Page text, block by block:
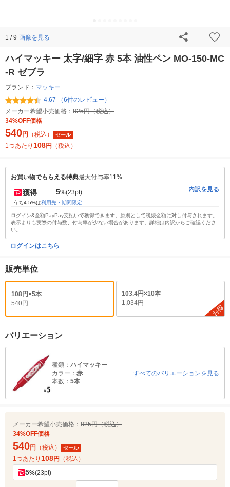
1 / 9 画像を見る
ハイマッキー 太字/細字 赤 5本 油性ペン MO-150-MC
-R ゼブラ
ブランド： マッキー
4.67 （6件のレビュー）
メーカー希望小売価格： 825円（税込）
34%OFF価格
540円 （税込） セール
1つあたり 108円 （税込）
お買い物でもらえる特典最大付与率11%
獲得 5%(23pt)
うち4.5%は利用先・期間限定
内訳を見る
ログイン&全額PayPay支払いで獲得できます。原則として税抜金額に対し付与されます。
表示よりも実際の付与数、付与率が少ない場合があります。詳細は内訳からご確認くださ
い。
ログインはこちら
販売単位
108円×5本
540円
103.4円×10本
1,034円
お得
バリエーション
種類： ハイマッキー
カラー： 赤
本数： 5本
すべてのバリエーションを見る
メーカー希望小売価格： 825円（税込）
34%OFF価格
540円 （税込） セール
1つあたり 108円 （税込）
5%(23pt)